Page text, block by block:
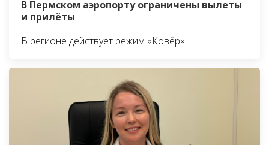
В Пермском аэропорту ограничены вылеты
и прилёты
В регионе действует режим «Ковёр»